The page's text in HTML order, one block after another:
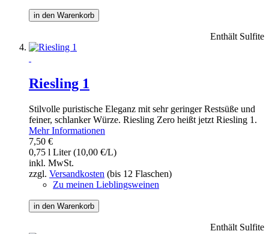
in den Warenkorb
Enthält Sulfite
Riesling 1
Stilvolle puristische Eleganz mit sehr geringer Restsüße und
feiner, schlanker Würze. Riesling Zero heißt jetzt Riesling 1.
Mehr Informationen
7,50 €
0,75 l Liter (10,00 €/L)
inkl. MwSt.
zzgl. Versandkosten (bis 12 Flaschen)
Zu meinen Lieblingsweinen
in den Warenkorb
Enthält Sulfite